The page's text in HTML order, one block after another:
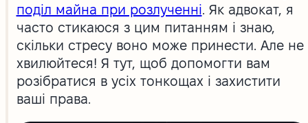
поділ майна при розлученні. Як адвокат, я
часто стикаюся з цим питанням і знаю,
скільки стресу воно може принести. Але не
хвилюйтеся! Я тут, щоб допомогти вам
розібратися в усіх тонкощах і захистити
ваші права.